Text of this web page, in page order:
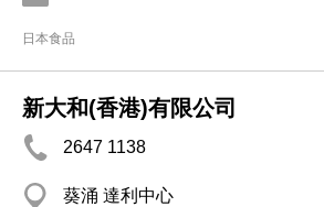
日本食品
新大和(香港)有限公司
2647 1138
葵涌 達利中心